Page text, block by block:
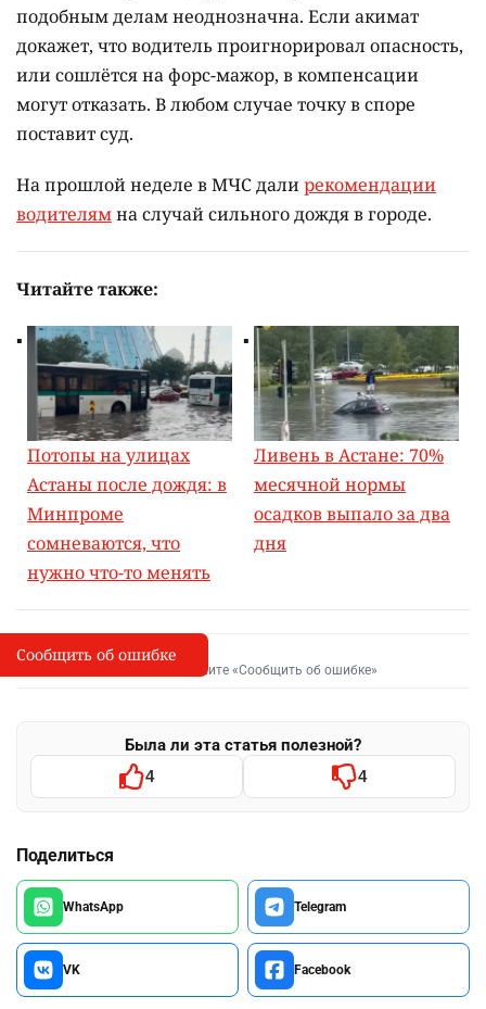
подобным делам неоднозначна. Если акимат
докажет, что водитель проигнорировал опасность,
или сошлётся на форс-мажор, в компенсации
могут отказать. В любом случае точку в споре
поставит суд.
На прошлой неделе в МЧС далирекомендации
водителямна случай сильного дождя в городе.
Читайте также:
Потопы на улицах
Астаны после дождя: в
Минпроме
сомневаются, что
нужно что-то менять
Ливень в Астане: 70%
месячной нормы
осадков выпало за два
дня
I
Сообщить об опечатке
Выделите фрагмент и нажмите «Сообщить об ошибке»
Была ли эта статья полезной?
4 4
Поделиться
WhatsApp Telegram
VK Facebook
Сообщить об ошибке